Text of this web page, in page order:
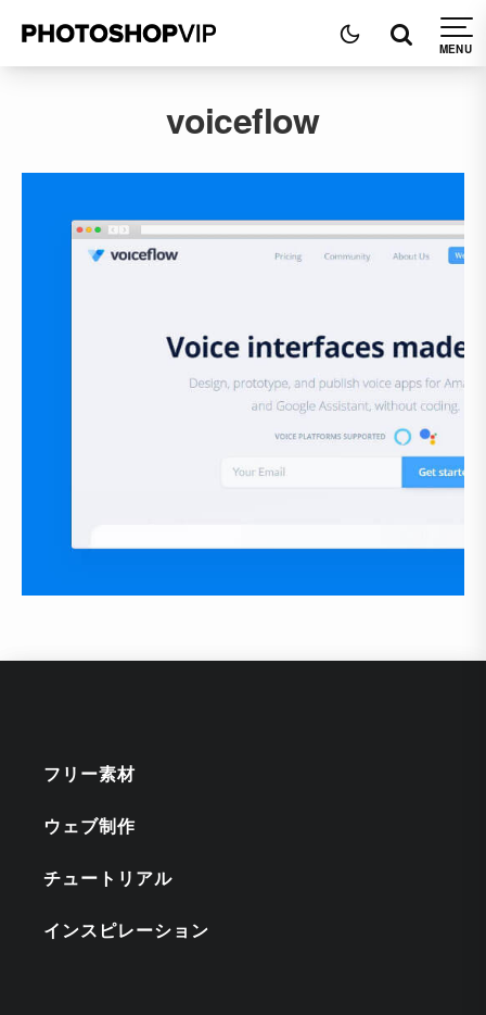
voiceflow
フリー素材
ウェブ制作
チュートリアル
インスピレーション